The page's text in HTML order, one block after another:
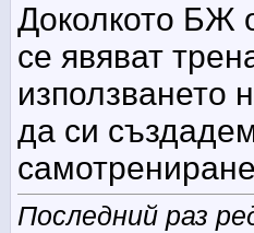
Доколкото БЖ
се явяват
използването
да си
Последний раз